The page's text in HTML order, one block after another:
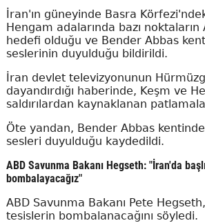
İran'ın güneyinde Basra
Hengam adalarında bazı noktaların
hedefi olduğu ve Bender Abbas
seslerinin duyulduğu bildirildi.
İran devlet televizyonunun
dayandırdığı haberinde, Keşm ve
saldırılardan kaynaklanan
Öte yandan, Bender Abbas
sesleri duyulduğu kaydedildi.
ABD Savunma Bakanı Hegseth: "İran'da
bombalayacağız"
ABD Savunma Bakanı Pete
tesislerin bombalanacağını söyledi.